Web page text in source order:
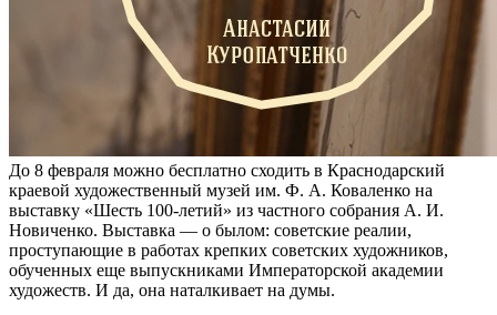
До 8 февраля можно бесплатно сходить в Краснодарский
краевой художественный музей им. Ф. А. Коваленко на
выставку «Шесть 100-летий» из частного собрания А. И.
Новиченко. Выставка — о былом: советские реалии,
проступающие в работах крепких советских художников,
обученных еще выпускниками Императорской академии
художеств. И да, она наталкивает на думы.